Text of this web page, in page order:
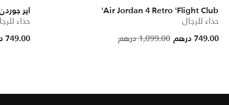
Air Jordan 4 Retro 'Flight Club'
حذاء للرجال
Price reduced1,099.00 درهم to 749.00 درهم
اير جوردن 4
حذاء
reduced from
749.00 درهم